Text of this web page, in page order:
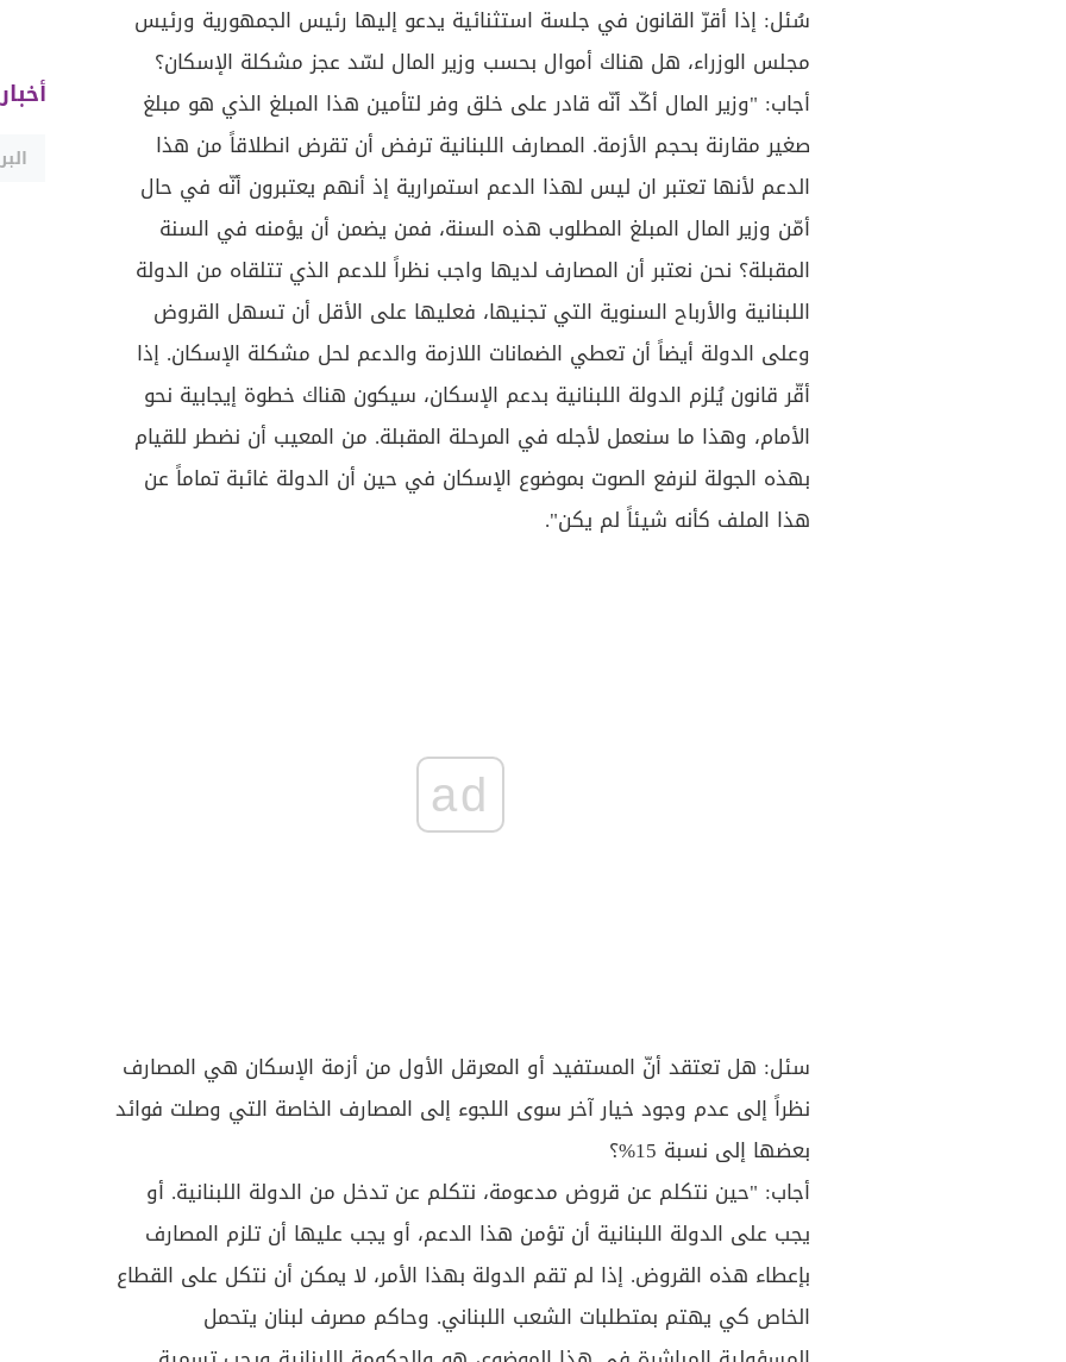
سُئل: إذا أقرّ القانون في جلسة استثنائية يدعو إليها رئيس الجمهورية ورئيس
مجلس الوزراء، هل هناك أموال بحسب وزير المال لسّد عجز مشكلة الإسكان؟
أجاب: "وزير المال أكّد أنّه قادر على خلق وفر لتأمين هذا المبلغ الذي هو مبلغ
صغير مقارنة بحجم الأزمة. المصارف اللبنانية ترفض أن تقرض انطلاقاً من هذا
الدعم لأنها تعتبر ان ليس لهذا الدعم استمرارية إذ أنهم يعتبرون أنّه في حال
أمّن وزير المال المبلغ المطلوب هذه السنة، فمن يضمن أن يؤمنه في السنة
المقبلة؟ نحن نعتبر أن المصارف لديها واجب نظراً للدعم الذي تتلقاه من الدولة
اللبنانية والأرباح السنوية التي تجنيها، فعليها على الأقل أن تسهل القروض
وعلى الدولة أيضاً أن تعطي الضمانات اللازمة والدعم لحل مشكلة الإسكان. إذا
أقّر قانون يُلزم الدولة اللبنانية بدعم الإسكان، سيكون هناك خطوة إيجابية نحو
الأمام، وهذا ما سنعمل لأجله في المرحلة المقبلة. من المعيب أن نضطر للقيام
بهذه الجولة لنرفع الصوت بموضوع الإسكان في حين أن الدولة غائبة تماماً عن
هذا الملف كأنه شيئاً لم يكن".
ad
سئل: هل تعتقد أنّ المستفيد أو المعرقل الأول من أزمة الإسكان هي المصارف
نظراً إلى عدم وجود خيار آخر سوى اللجوء إلى المصارف الخاصة التي وصلت فوائد
بعضها إلى نسبة 15%؟
أجاب: "حين نتكلم عن قروض مدعومة، نتكلم عن تدخل من الدولة اللبنانية. أو
يجب على الدولة اللبنانية أن تؤمن هذا الدعم، أو يجب عليها أن تلزم المصارف
بإعطاء هذه القروض. إذا لم تقم الدولة بهذا الأمر، لا يمكن أن نتكل على القطاع
الخاص كي يهتم بمتطلبات الشعب اللبناني. وحاكم مصرف لبنان يتحمل